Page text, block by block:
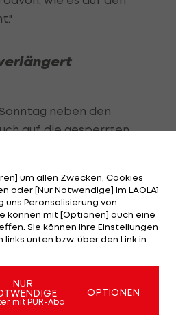
neben den
auf die gesperrten
Pejic verzichten,
Verletzung zu, wurde
und fällt wochenlang
Schickund Oliver
kann eventuell wieder
Der Stürmer reist
nach Wien, ein Einsatz
um allen Zwecken, Cookies
oder [Nur Notwendige] im LAOLA1
uns Peronsalisierung von
können mit [Optionen] auch eine
Sie können Ihre Einstellungen
unten bzw. über den Link in
NUR
mit PUR-Abo
OPTIONEN